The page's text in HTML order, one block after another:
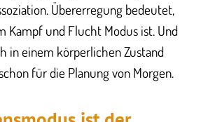
Übererregung bedeutet,
Kampf und Flucht Modus ist. Und
in einem körperlichen Zustand
für die Planung von Morgen.